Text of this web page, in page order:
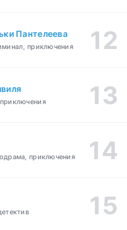
Пантелеева
приключения
приключения